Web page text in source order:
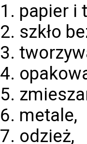
papier i
szkło
metale,
odzież,